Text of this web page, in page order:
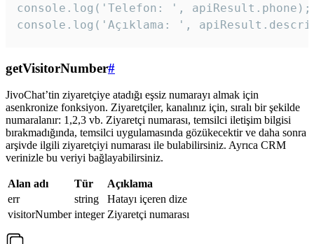
console.log('Telefon: ', apiResult.phone);
console.log('Açıklama: ',
getVisitorNumber#
JivoChat’tin ziyaretçiye atadığı eşsiz numarayı almak için
asenkronize fonksiyon. Ziyaretçiler, kanalınız için, sıralı bir şekilde
numaralanır: 1,2,3 vb. Ziyaretçi numarası, temsilci iletişim bilgisi
bırakmadığında, temsilci uygulamasında gözükecektir ve daha sonra
arşivde ilgili ziyaretçiyi numarası ile bulabilirsiniz. Ayrıca CRM
verinizle bu veriyi bağlayabilirsiniz.
Alan adı Tür
Açıklama
err
string
Hatayı içeren dize
visitorNumber integer Ziyaretçi numarası